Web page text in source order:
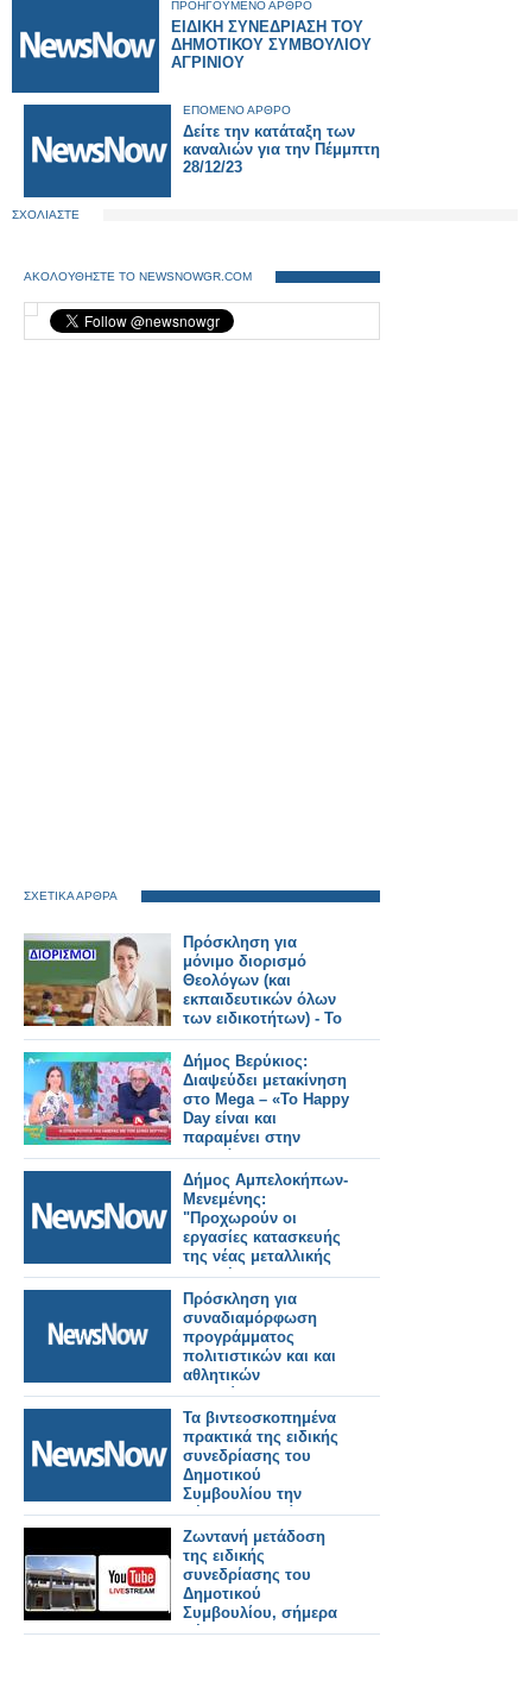
ΠΡΟΗΓΟΥΜΕΝΟ ΑΡΘΡΟ
ΕΙΔΙΚΗ ΣΥΝΕΔΡΙΑΣΗ ΤΟΥ
ΔΗΜΟΤΙΚΟΥ ΣΥΜΒΟΥΛΙΟΥ
ΑΓΡΙΝΙΟΥ
ΕΠΟΜΕΝΟ ΑΡΘΡΟ
Δείτε την κατάταξη των
καναλιών για την Πέμμπτη
28/12/23
ΣΧΟΛΙΑΣΤΕ
ΑΚΟΛΟΥΘΗΣΤΕ ΤΟ NEWSNOWGR.COM
ΣΧΕΤΙΚΑ ΑΡΘΡΑ
Πρόσκληση για
μόνιμο διορισμό
Θεολόγων (και
εκπαιδευτικών όλων
των ειδικοτήτων) - Το
ΦΕΚ
Δήμος Βερύκιος:
Διαψεύδει μετακίνηση
στο Mega – «Το Happy
Day είναι και
παραμένει στην
καρδιά μου»
Δήμος Αμπελοκήπων-
Μενεμένης:
"Προχωρούν οι
εργασίες κατασκευής
της νέας μεταλλικής
πεζογέφυρας στην
οδό Καλλιθέας"
Πρόσκληση για
συναδιαμόρφωση
προγράμματος
πολιτιστικών και και
αθλητικών
εκδηλώσεων του
Αυγούστου 2026 για
τον Μύτικα. Δευτέρα
20 Ιουλίου στις 9:00
μ.μ., αντί για Σάββατο
18 Ιουλίου που ήταν η
αρχική πρόσκληση.
Τα βιντεοσκοπημένα
πρακτικά της ειδικής
συνεδρίασης του
Δημοτικού
Συμβουλίου την
Πέμπτη 2 Ιουλίου
2026. Εκλογή νέου
Προεδρείου και
Δημοτικής
Επιτροπής.
Ζωντανή μετάδοση
της ειδικής
συνεδρίασης του
Δημοτικού
Συμβουλίου, σήμερα
Πέμπτη στις 06:00